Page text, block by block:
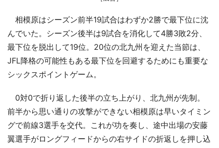
相模原はシーズン前半19試合はわずか2勝で最下位に沈
んでいた。シーズン後半は9試合を消化して4勝3敗2分、
最下位を脱出して19位。20位の北九州を迎えた当節は、
JFL降格の可能性もある最下位を回避するためにも重要な
シックスポイントゲーム。
0対0で折り返した後半の立ち上がり、北九州が先制。
前半から思い通りの攻撃ができない相模原は早いタイミン
グで前線3選手を交代。これが功を奏し、途中出場の安藤
翼選手がロングフィードからの右サイドの折返しを押し込